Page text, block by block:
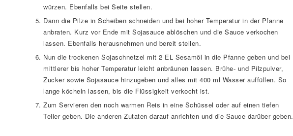
würzen. Ebenfalls bei Seite stellen.
Dann die Pilze in Scheiben schneiden und bei hoher Temperatur in der Pfanne
anbraten. Kurz vor Ende mit Sojasauce ablöschen und die Sauce verkochen
lassen. Ebenfalls herausnehmen und bereit stellen.
Nun die trockenen Sojaschnetzel mit 2 EL Sesamöl in die Pfanne geben und bei
mittlerer bis hoher Temperatur leicht anbräunen lassen. Brühe- und Pilzpulver,
Zucker sowie Sojasauce hinzugeben und alles mit 400 ml Wasser auffüllen. So
lange köcheln lassen, bis die Flüssigkeit verkocht ist.
Zum Servieren den noch warmen Reis in eine Schüssel oder auf einen tiefen
Teller geben. Die anderen Zutaten darauf anrichten und die Sauce darüber geben.